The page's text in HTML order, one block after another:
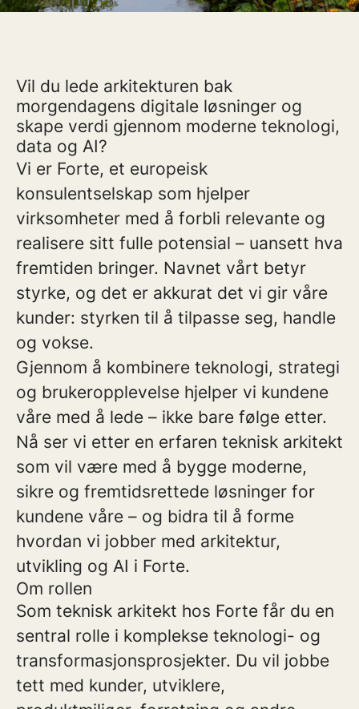
Vil du lede arkitekturen bak
morgendagens digitale løsninger og
skape verdi gjennom moderne teknologi,
data og AI?
Vi er Forte, et europeisk
konsulentselskap som hjelper
virksomheter med å forbli relevante og
realisere sitt fulle potensial – uansett hva
fremtiden bringer. Navnet vårt betyr
styrke, og det er akkurat det vi gir våre
kunder: styrken til å tilpasse seg, handle
og vokse.
Gjennom å kombinere teknologi, strategi
og brukeropplevelse hjelper vi kundene
våre med å lede – ikke bare følge etter.
Nå ser vi etter en erfaren teknisk arkitekt
som vil være med å bygge moderne,
sikre og fremtidsrettede løsninger for
kundene våre – og bidra til å forme
hvordan vi jobber med arkitektur,
utvikling og AI i Forte.
Om rollen
Som teknisk arkitekt hos Forte får du en
sentral rolle i komplekse teknologi- og
transformasjonsprosjekter. Du vil jobbe
tett med kunder, utviklere,